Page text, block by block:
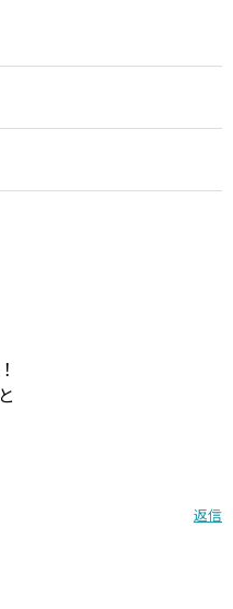
返信